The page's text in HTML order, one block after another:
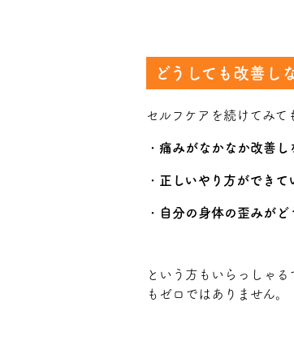
どうしても改善し
セルフケアを続けてみて
・ 痛みがなかなか改善し
・ 正しいやり方ができて
・ 自分の身体の歪みが
という方もいらっしゃ
もゼロではありません。